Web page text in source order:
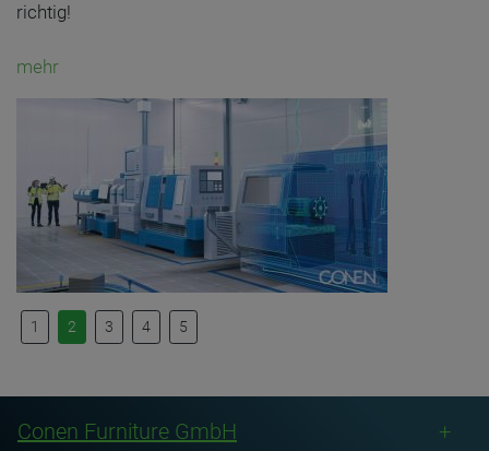
richtig!
mehr
1 2 3 4 5
Conen Furniture GmbH